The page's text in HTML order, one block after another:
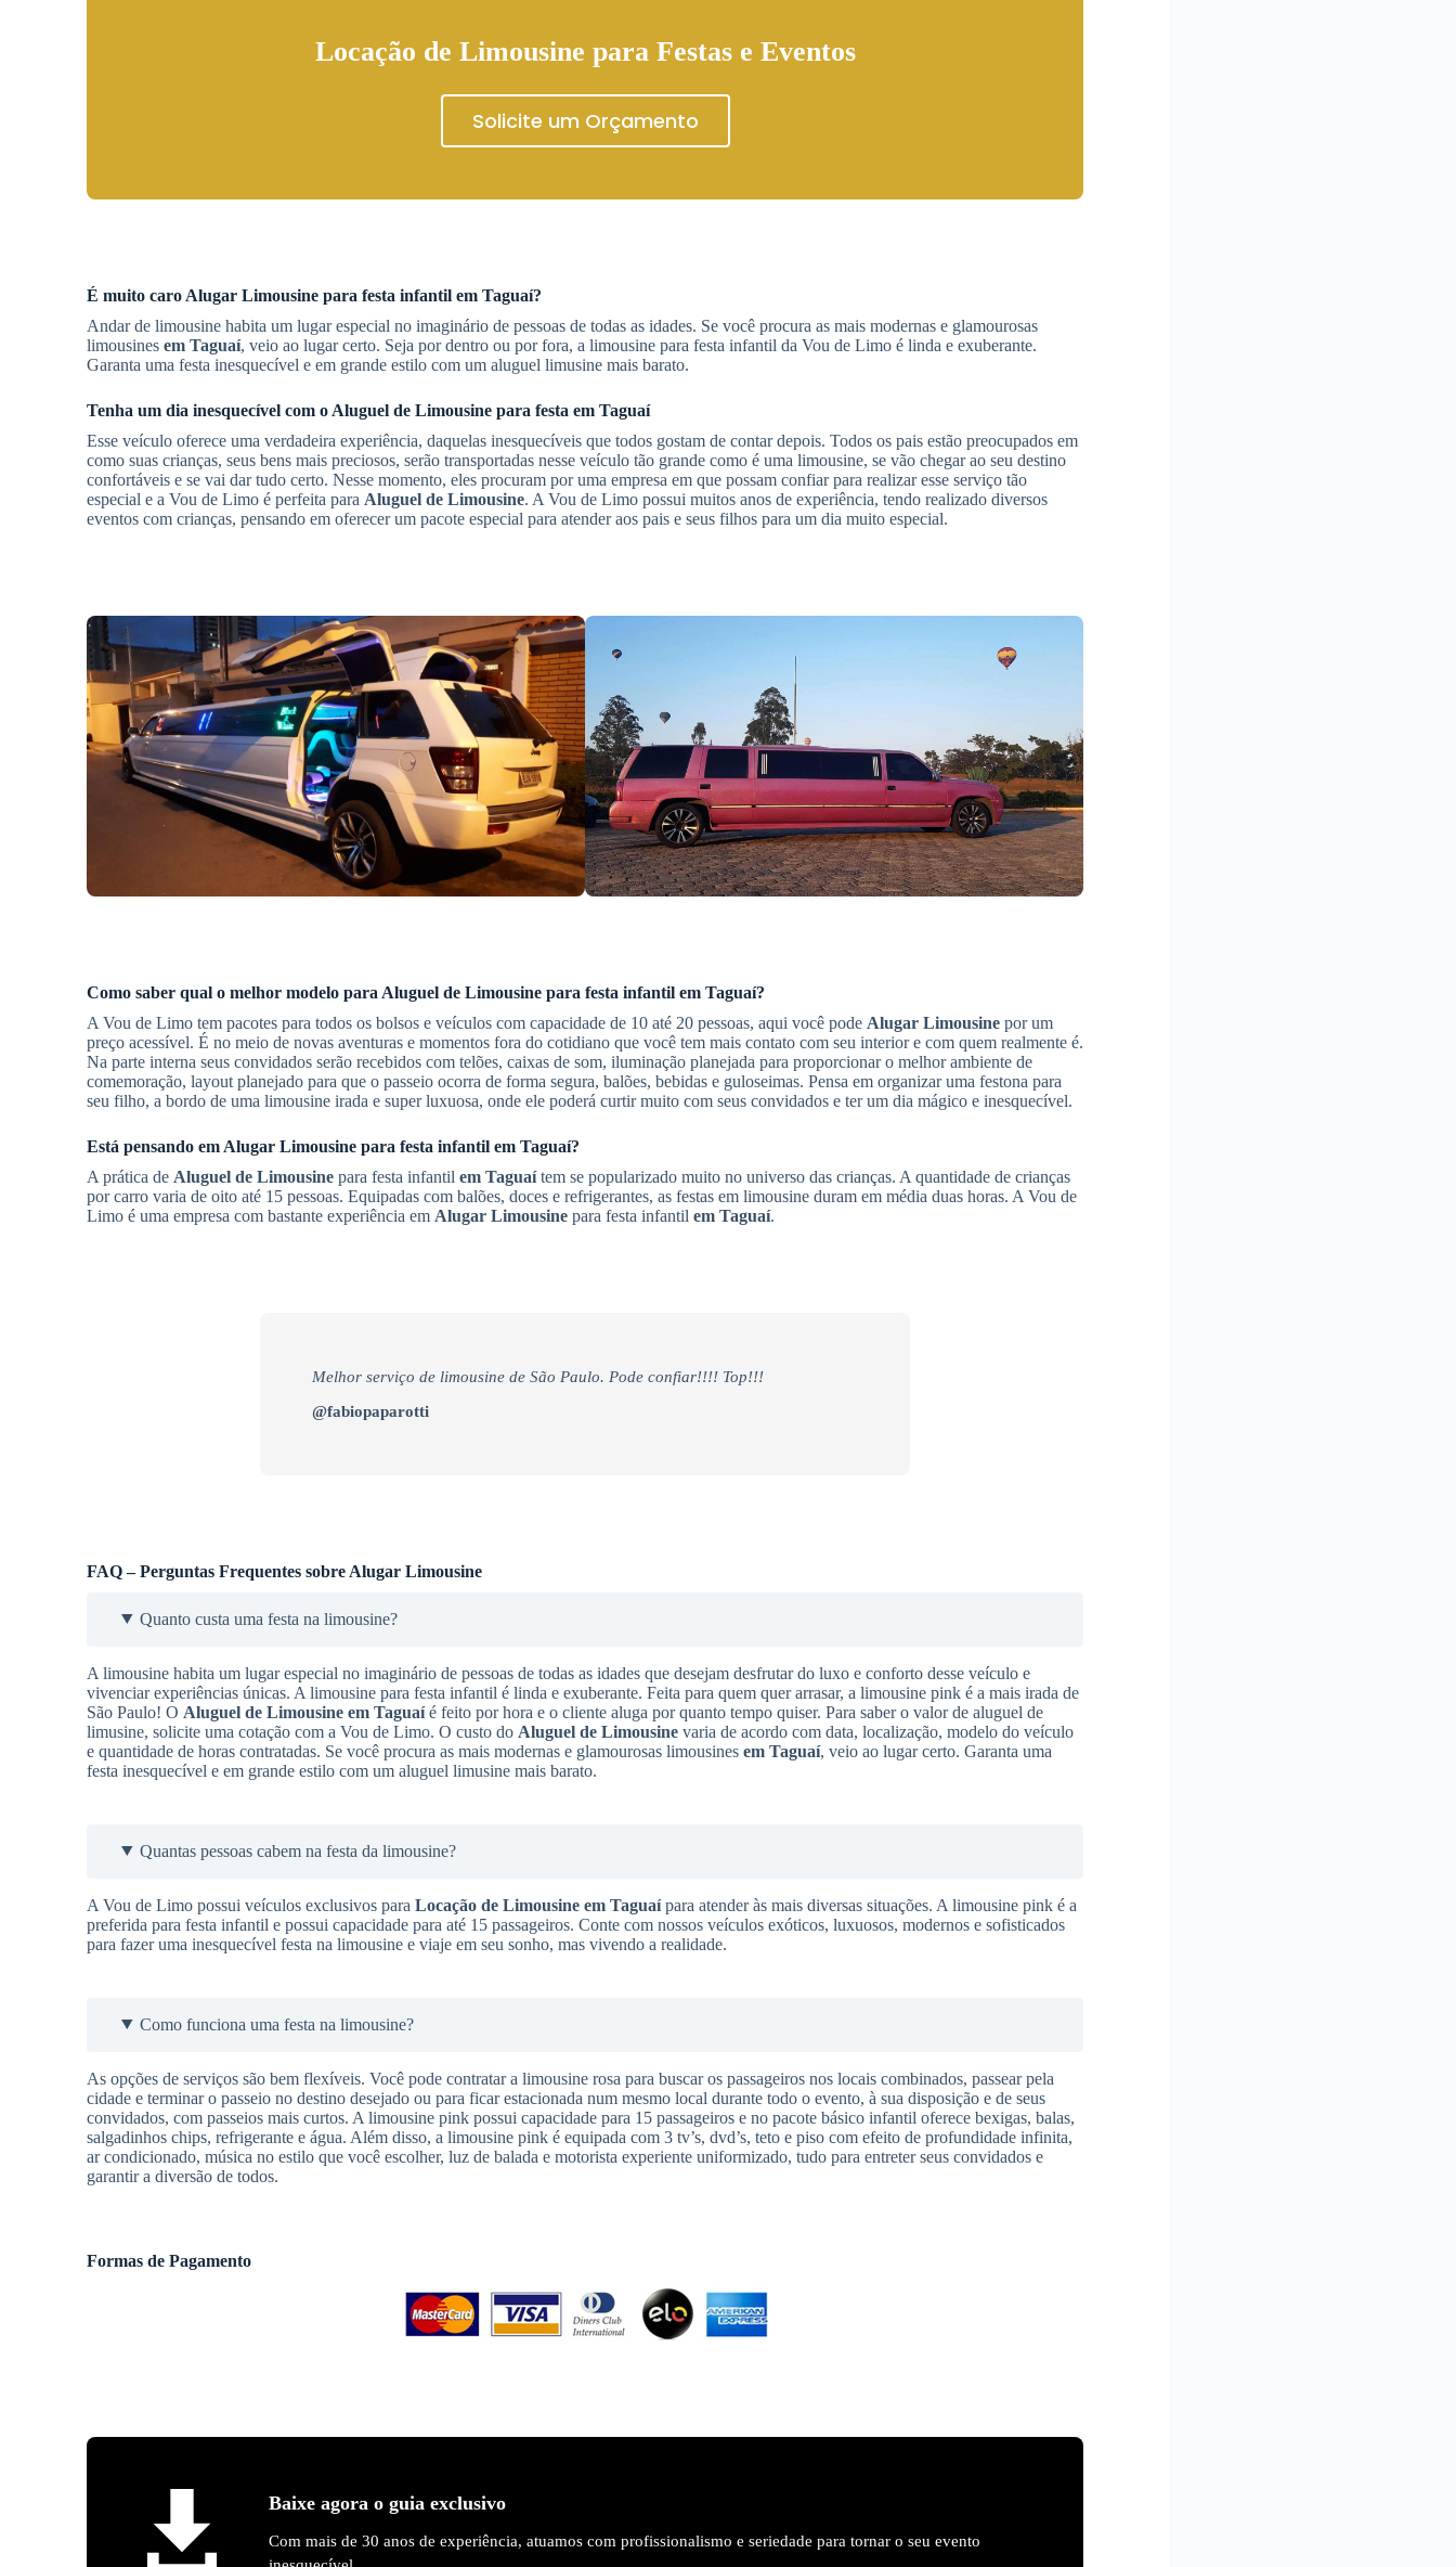
Locação de Limousine para Festas e Eventos
Solicite um Orçamento
É muito caro Alugar Limousine para festa infantil em Taguaí?
Andar de limousine habita um lugar especial no imaginário de pessoas de todas as idades. Se você procura as mais modernas e glamourosas
limousines em Taguaí, veio ao lugar certo. Seja por dentro ou por fora, a limousine para festa infantil da Vou de Limo é linda e exuberante.
Garanta uma festa inesquecível e em grande estilo com um aluguel limusine mais barato.
Tenha um dia inesquecível com o Aluguel de Limousine para festa em Taguaí
Esse veículo oferece uma verdadeira experiência, daquelas inesquecíveis que todos gostam de contar depois. Todos os pais estão preocupados em
como suas crianças, seus bens mais preciosos, serão transportadas nesse veículo tão grande como é uma limousine, se vão chegar ao seu destino
confortáveis e se vai dar tudo certo. Nesse momento, eles procuram por uma empresa em que possam confiar para realizar esse serviço tão
especial e a Vou de Limo é perfeita para Aluguel de Limousine. A Vou de Limo possui muitos anos de experiência, tendo realizado diversos
eventos com crianças, pensando em oferecer um pacote especial para atender aos pais e seus filhos para um dia muito especial.
Como saber qual o melhor modelo para Aluguel de Limousine para festa infantil em Taguaí?
A Vou de Limo tem pacotes para todos os bolsos e veículos com capacidade de 10 até 20 pessoas, aqui você pode Alugar Limousine por um
preço acessível. É no meio de novas aventuras e momentos fora do cotidiano que você tem mais contato com seu interior e com quem realmente é.
Na parte interna seus convidados serão recebidos com telões, caixas de som, iluminação planejada para proporcionar o melhor ambiente de
comemoração, layout planejado para que o passeio ocorra de forma segura, balões, bebidas e guloseimas. Pensa em organizar uma festona para
seu filho, a bordo de uma limousine irada e super luxuosa, onde ele poderá curtir muito com seus convidados e ter um dia mágico e inesquecível.
Está pensando em Alugar Limousine para festa infantil em Taguaí?
A prática de Aluguel de Limousine para festa infantil em Taguaítem se popularizado muito no universo das crianças. A quantidade de crianças
por carro varia de oito até 15 pessoas. Equipadas com balões, doces e refrigerantes, as festas em limousine duram em média duas horas. A Vou de
Limo é uma empresa com bastante experiência em Alugar Limousine para festa infantil em Taguaí.
Melhor serviço de limousine de São Paulo. Pode confiar!!!! Top!!!
@fabiopaparotti
FAQ – Perguntas Frequentes sobre Alugar Limousine
Quanto custa uma festa na limousine?
A limousine habita um lugar especial no imaginário de pessoas de todas as idades que desejam desfrutar do luxo e conforto desse veículo e
vivenciar experiências únicas. A limousine para festa infantil é linda e exuberante. Feita para quem quer arrasar, a limousine pink é a mais irada de
São Paulo! O Aluguel de Limousine em Taguaíé feito por hora e o cliente aluga por quanto tempo quiser. Para saber o valor de aluguel de
limusine, solicite uma cotação com a Vou de Limo. O custo do Aluguel de Limousine varia de acordo com data, localização, modelo do veículo
e quantidade de horas contratadas. Se você procura as mais modernas e glamourosas limousines em Taguaí, veio ao lugar certo. Garanta uma
festa inesquecível e em grande estilo com um aluguel limusine mais barato.
Quantas pessoas cabem na festa da limousine?
A Vou de Limo possui veículos exclusivos para Locação de Limousine em Taguaípara atender às mais diversas situações. A limousine pink é a
preferida para festa infantil e possui capacidade para até 15 passageiros. Conte com nossos veículos exóticos, luxuosos, modernos e sofisticados
para fazer uma inesquecível festa na limousine e viaje em seu sonho, mas vivendo a realidade.
Como funciona uma festa na limousine?
As opções de serviços são bem flexíveis. Você pode contratar a limousine rosa para buscar os passageiros nos locais combinados, passear pela
cidade e terminar o passeio no destino desejado ou para ficar estacionada num mesmo local durante todo o evento, à sua disposição e de seus
convidados, com passeios mais curtos. A limousine pink possui capacidade para 15 passageiros e no pacote básico infantil oferece bexigas, balas,
salgadinhos chips, refrigerante e água. Além disso, a limousine pink é equipada com 3 tv’s, dvd’s, teto e piso com efeito de profundidade infinita,
ar condicionado, música no estilo que você escolher, luz de balada e motorista experiente uniformizado, tudo para entreter seus convidados e
garantir a diversão de todos.
Formas de Pagamento
Baixe agora o guia exclusivo
Com mais de 30 anos de experiência, atuamos com profissionalismo e seriedade para tornar o seu evento